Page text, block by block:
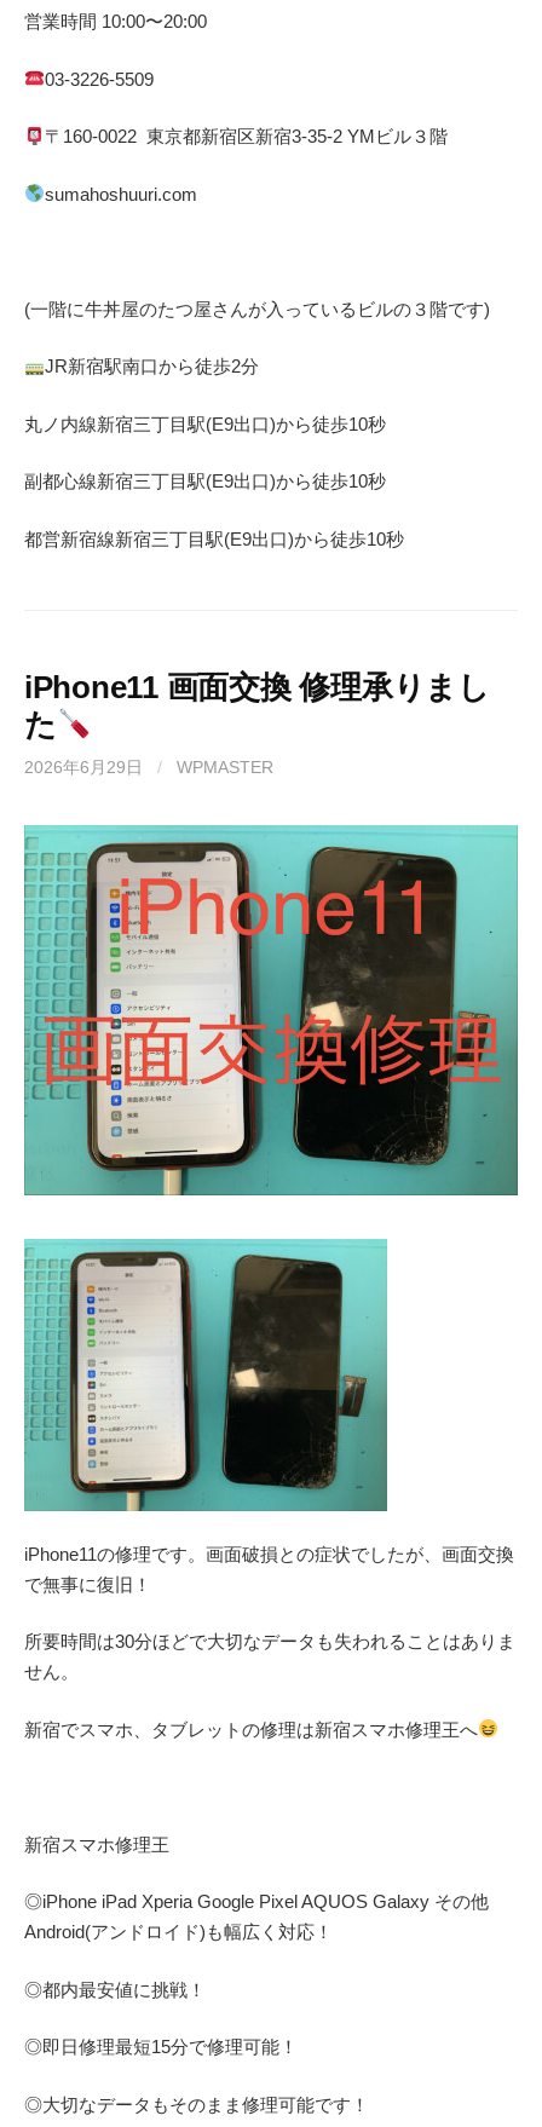
営業時間 10:00〜20:00
03-3226-5509
〒 160-0022 東京都新宿区新宿3-35-2 YMビル３階
sumahoshuuri.com
(一階に牛丼屋のたつ屋さんが入っているビルの３階です)
JR新宿駅南口から徒歩2分
丸ノ内線新宿三丁目駅(E9出口)から徒歩10秒
副都心線新宿三丁目駅(E9出口)から徒歩10秒
都営新宿線新宿三丁目駅(E9出口)から徒歩10秒
iPhone11 画面交換 修理承りまし
た
2026年6月29日 / WPMASTER
iPhone11の修理です。画面破損との症状でしたが、画面交換
で無事に復旧！
所要時間は30分ほどで大切なデータも失われることはありま
せん。
新宿でスマホ、タブレットの修理は新宿スマホ修理王へ
新宿スマホ修理王
◎iPhone iPad Xperia Google Pixel AQUOS Galaxy その他
Android(アンドロイド) も幅広く対応！
◎都内最安値に挑戦！
◎即日修理最短15分で修理可能！
◎大切なデータもそのまま修理可能です！